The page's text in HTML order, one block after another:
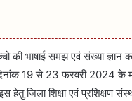
भाषाई समझ एवं संख्या ज्ञान का
19 से 23 फरवरी 2024 के
जिला शिक्षा एवं प्रशिक्षण